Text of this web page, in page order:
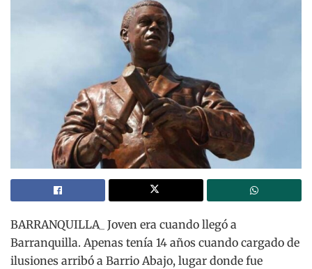
BARRANQUILLA_ Joven era cuando llegó a
Barranquilla. Apenas tenía 14 años cuando cargado de
ilusiones arribó a Barrio Abajo, lugar donde fue